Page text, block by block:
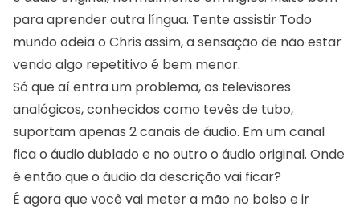
para aprender outra língua. Tente assistir Todo
mundo odeia o Chris assim, a sensação de não estar
vendo algo repetitivo é bem menor.
Só que aí entra um problema, os televisores
analógicos, conhecidos como tevês de tubo,
suportam apenas 2 canais de áudio. Em um canal
fica o áudio dublado e no outro o áudio original. Onde
é então que o áudio da descrição vai ficar?
É agora que você vai meter a mão no bolso e ir